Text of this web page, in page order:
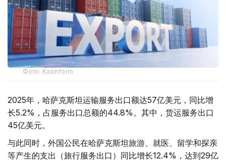
Фото: Kazinform
2025年，哈萨克斯坦运输服务出口额达57亿美元，同比增
长5.2%，占服务出口总额的44.8%。其中，货运服务出口
45亿美元。
与此同时，外国公民在哈萨克斯坦旅游、就医、留学和探亲
等产生的支出（旅行服务出口）同比增长12.4%，达到29亿